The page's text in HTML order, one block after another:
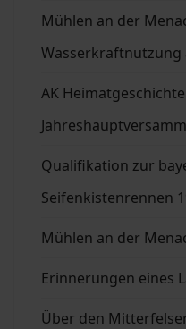
Mühlen an der
Wasserkraftnutzung
AK
Qualifikation zur
Seifenkistenrennen
Mühlen an der
Erinnerungen eines
Über den